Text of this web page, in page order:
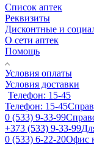
Список аптек
Реквизиты
Дисконтные и
О сети аптек
Помощь
Условия оплаты
Условия доставки
Телефон: 15-45
Телефон: 15-45
0 (533) 9-33-99
+373 (533) 9-33-99
0 (533) 6-22-20Офис